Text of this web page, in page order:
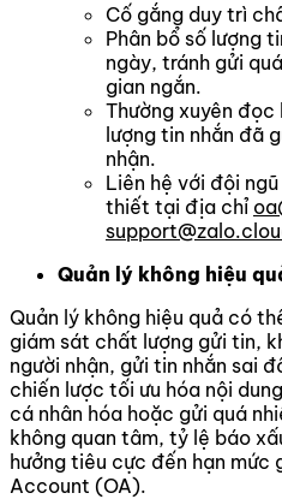
Cố gắng duy trì
Phân bổ số lượng
ngày, tránh gửi
gian ngắn.
Thường xuyên
lượng tin nhắn đã
nhận.
Liên hệ với đội
thiết tại địa chỉ
Quản lý không hiệu
Quản lý không hiệu quả có
giám sát chất lượng gửi tin,
người nhận, gửi tin nhắn sai
chiến lược tối ưu hóa nội
cá nhân hóa hoặc gửi quá
không quan tâm, tỷ lệ báo
hưởng tiêu cực đến hạn mức
Account (OA).